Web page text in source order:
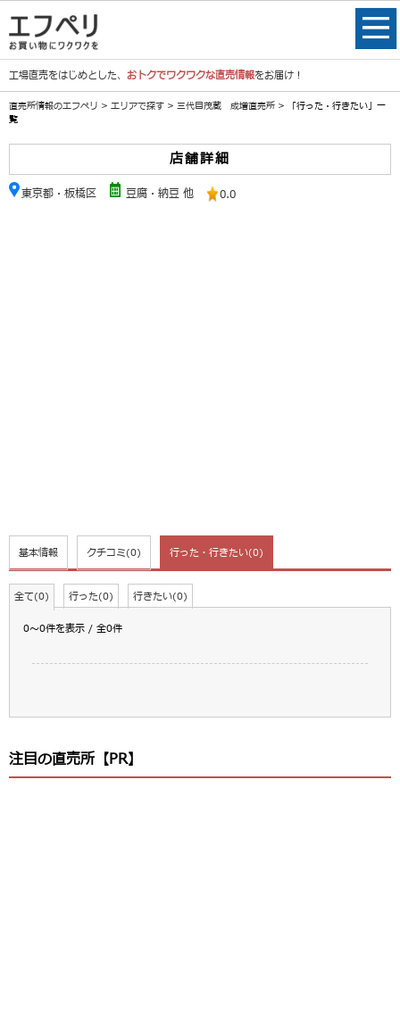
工場直売をはじめとした、 おトクでワクワクな直売情報をお届け！
直売所情報のエフペリ > エリアで探す > 三代目茂蔵 成増直売所 > 「行った・行きたい」一
覧
店舗詳細
東京都・板橋区 豆腐・納豆 他 0.0
基本情報 クチコミ(0) 行った・行きたい(0)
全て(0) 行った(0) 行きたい(0)
0～0件を表示 / 全0件
注目の直売所【PR】